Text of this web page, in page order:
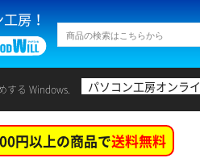
房！
する Windows. パソコン工房オンラ
円以上の商品で送料無料